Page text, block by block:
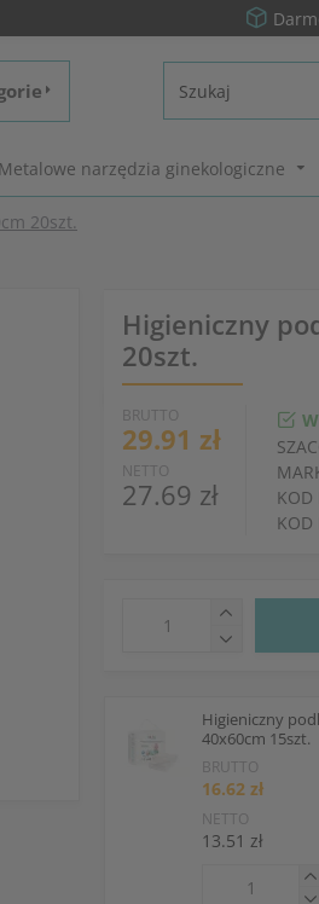
Metalowe narzędzia ginekologiczne
20szt.
Higieniczny
20szt.
BRUTTO
29.91 zł
NETTO
27.69 zł
KOD
KOD
Higieniczny
40x60cm 15szt.
BRUTTO
16.62 zł
NETTO
13.51 zł